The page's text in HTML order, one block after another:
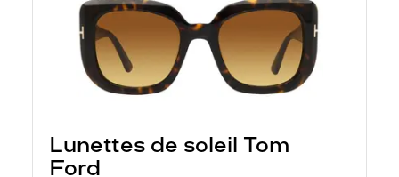
Lunettes de soleil Tom
Ford